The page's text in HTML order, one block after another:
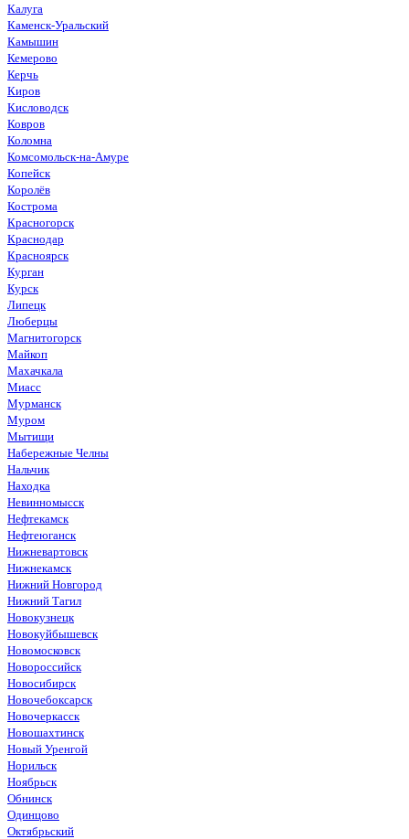
Калуга
Каменск-Уральский
Камышин
Кемерово
Керчь
Киров
Кисловодск
Ковров
Коломна
Комсомольск-на-Амуре
Копейск
Королёв
Кострома
Красногорск
Краснодар
Красноярск
Курган
Курск
Липецк
Люберцы
Магнитогорск
Майкоп
Махачкала
Миасс
Мурманск
Муром
Мытищи
Набережные Челны
Нальчик
Находка
Невинномысск
Нефтекамск
Нефтеюганск
Нижневартовск
Нижнекамск
Нижний Новгород
Нижний Тагил
Новокузнецк
Новокуйбышевск
Новомосковск
Новороссийск
Новосибирск
Новочебоксарск
Новочеркасск
Новошахтинск
Новый Уренгой
Норильск
Ноябрьск
Обнинск
Одинцово
Октябрьский